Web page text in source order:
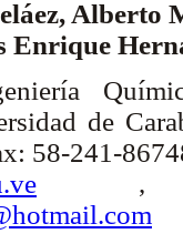
Alberto
Enrique
de
58-241-